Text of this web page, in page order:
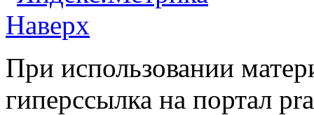
Наверх
При использовании
гиперссылка на портал